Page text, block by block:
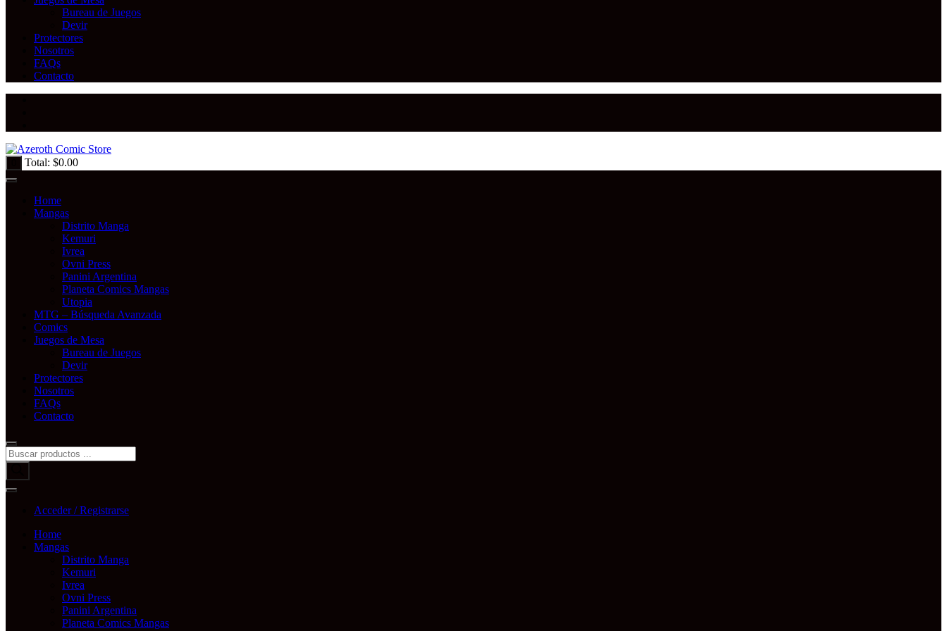
Bureau de Juegos
Devir
Protectores
Nosotros
FAQs
Contacto
Total: $0.00
Home
Mangas
Distrito Manga
Kemuri
Ivrea
Ovni Press
Panini Argentina
Planeta Comics Mangas
Utopia
MTG – Búsqueda Avanzada
Comics
Juegos de Mesa
Bureau de Juegos
Devir
Protectores
Nosotros
FAQs
Contacto
Búsqueda
de
productos
Acceder / Registrarse
Home
Mangas
Distrito Manga
Kemuri
Ivrea
Ovni Press
Panini Argentina
Planeta Comics Mangas